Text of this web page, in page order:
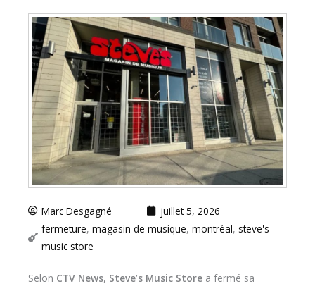
Marc Desgagné
juillet 5, 2026
fermeture, magasin de musique, montréal, steve's
music store
Selon CTV News, Steve’s Music Store a fermé sa